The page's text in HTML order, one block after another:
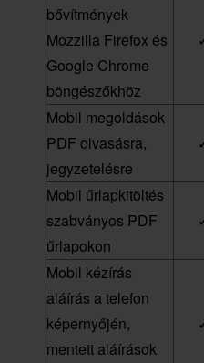
bővítmények
Mozzilla Firefox és
Google Chrome
böngészőkhöz
Mobil megoldások
PDF olvasásra,
jegyzetelésre
Mobil űrlapkitöltés
szabványos PDF
űrlapokon
Mobil kézírás
aláírás a telefon
képernyőjén,
mentett aláírások